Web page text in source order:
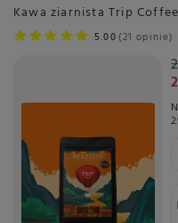
Kawa ziarnista Trip
5.00 21 opinie